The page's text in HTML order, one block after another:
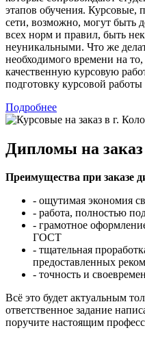
этапов обучения. Курсовые,
сети, возможно, могут быть
всех норм и правил, быть
неуникальными. Что же
необходимого времени на
качественную курсовую
подготовку курсовой
Подробнее
Дипломы на
Преимущества при заказе
- ощутимая экономия
- работа, полностью
- грамотное
ГОСТ
- тщательная
предоставленных
- точность и
Всё это будет актуальным
ответственное задание
поручите настоящим